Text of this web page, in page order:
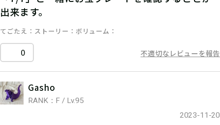
出来ます。
てごたえ ストーリー ボリューム
0 不適切なレビューを報告
Gasho
RANK：F / Lv.95
2023-11-20